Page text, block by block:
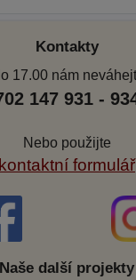
Kontakty
17.00 nám
147 931 -
Nebo použijte
kontaktní formulář
Naše další projekty